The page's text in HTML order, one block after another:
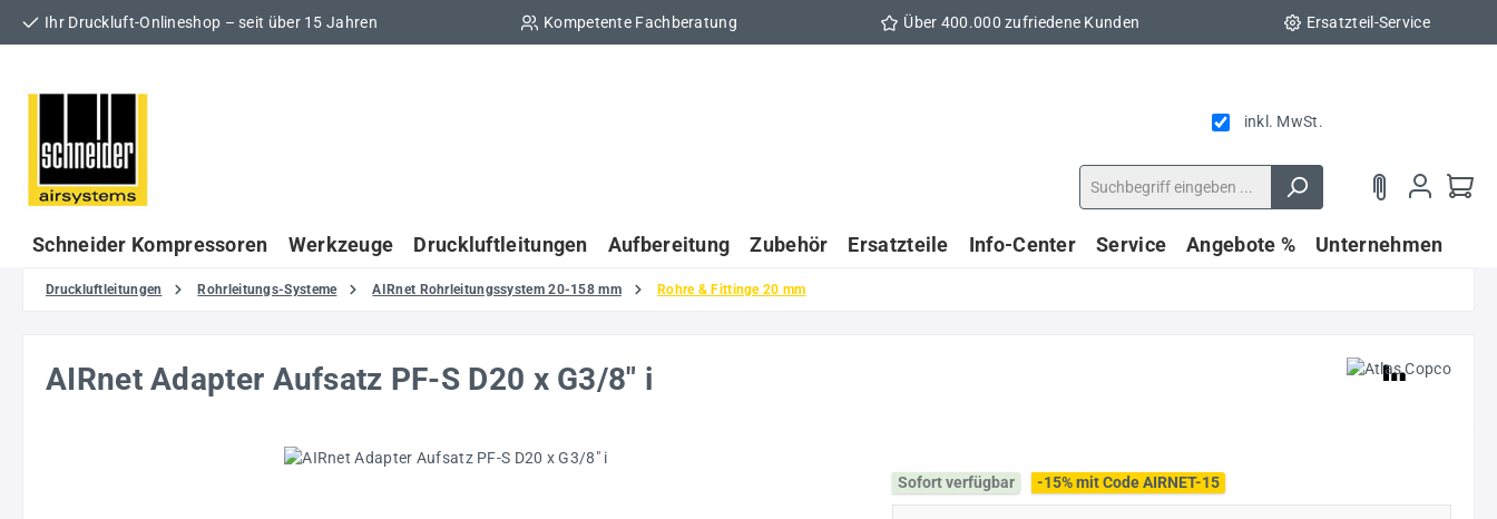
Hauptinhalt springen
Zur Suche springen
Zur Hauptnavigation springen
Ihr Druckluft-Onlineshop – seit über 15 Jahren Kompetente Fachberatung Über 400.000 zufriedene Kunden Ersatzteil-Service
inkl. MwSt.
Schneider Kompressoren Werkzeuge Druckluftleitungen Aufbereitung Zubehör Ersatzteile Info-Center Service Angebote % Unternehmen
Druckluftleitungen Rohrleitungs-Systeme AIRnet Rohrleitungssystem 20-158 mm Rohre & Fittinge 20 mm
AIRnet Adapter Aufsatz PF-S D20 x G3/8" i
Sofort verfügbar
-15% mit Code AIRNET-15